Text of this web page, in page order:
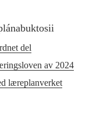
del
av 2024
læreplanverket